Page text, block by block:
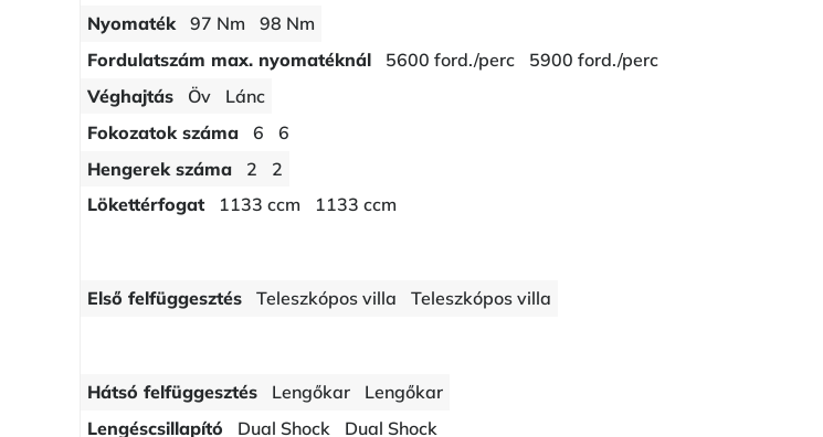
Nyomaték
97 Nm
98 Nm
Fordulatszám max. nyomatéknál
5600 ford./perc
5900 ford./perc
Véghajtás
Öv
Lánc
Fokozatok száma
6
6
Hengerek száma
2
2
Lökettérfogat
1133 ccm 1133 ccm
Első felfüggesztés
Teleszkópos villa Teleszkópos villa
Hátsó felfüggesztés
Lengőkar
Lengőkar
Lengéscsillapító
Dual Shock Dual Shock